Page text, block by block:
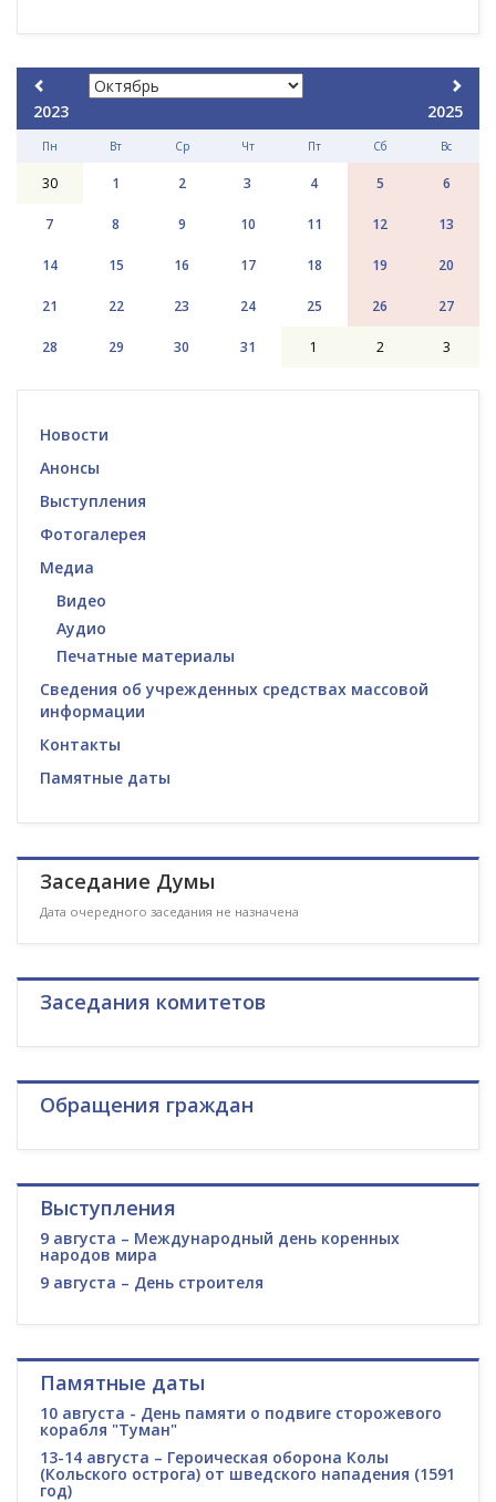
2023 2025
Пн Вт Ср Чт Пт Сб Вс
30 1 2 3 4 5 6
7 8 9 10 11 12 13
14 15 16 17 18 19 20
21 22 23 24 25 26 27
28 29 30 31 1 2 3
Новости
Анонсы
Выступления
Фотогалерея
Медиа
Видео
Аудио
Печатные материалы
Сведения об учрежденных средствах массовой
информации
Контакты
Памятные даты
Заседание Думы
Дата очередного заседания не назначена
Заседания комитетов
Обращения граждан
Выступления
9 августа – Международный день коренных
народов мира
9 августа – День строителя
Памятные даты
10 августа - День памяти о подвиге сторожевого
корабля "Туман"
13-14 августа – Героическая оборона Колы
(Кольского острога) от шведского нападения (1591
год)